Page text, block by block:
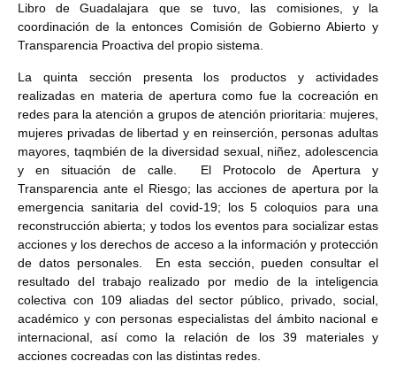
Libro de Guadalajara que se tuvo, las comisiones, y la
coordinación de la entonces Comisión de Gobierno Abierto y
Transparencia Proactiva del propio sistema.
La quinta sección presenta los productos y actividades
realizadas en materia de apertura como fue la cocreación en
redes para la atención a grupos de atención prioritaria: mujeres,
mujeres privadas de libertad y en reinserción, personas adultas
mayores, taqmbién de la diversidad sexual, niñez, adolescencia
y en situación de calle. El Protocolo de Apertura y
Transparencia ante el Riesgo; las acciones de apertura por la
emergencia sanitaria del covid-19; los 5 coloquios para una
reconstrucción abierta; y todos los eventos para socializar estas
acciones y los derechos de acceso a la información y protección
de datos personales. En esta sección, pueden consultar el
resultado del trabajo realizado por medio de la inteligencia
colectiva con 109 aliadas del sector público, privado, social,
académico y con personas especialistas del ámbito nacional e
internacional, así como la relación de los 39 materiales y
acciones cocreadas con las distintas redes.